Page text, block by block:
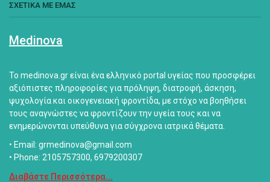
ΣΧΕΤΙΚΑ ΜΕ ΕΜΑΣ
Medinova
Το medinova.gr είναι ένα ελληνικό portal υγείας που προσφέρει
αξιόπιστες πληροφορίες για πρόληψη, διατροφή, άσκηση,
ψυχολογία και οικογενειακή φροντίδα, με στόχο να βοηθήσει
τους αναγνώστες να φροντίζουν την υγεία τους και να
ενημερώνονται υπεύθυνα για σύγχρονα ιατρικά θέματα.
• Email: grmedinova@gmail.com
• Phone: 2105757300, 6979200307
Διαβάστε Περισσότερα...